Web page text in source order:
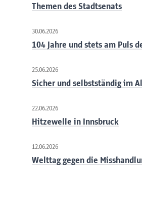
Themen des Stadtsenats
30.06.2026
104 Jahre und stets am Puls
25.06.2026
Sicher und selbstständig im
22.06.2026
Hitzewelle in Innsbruck
12.06.2026
Welttag gegen die